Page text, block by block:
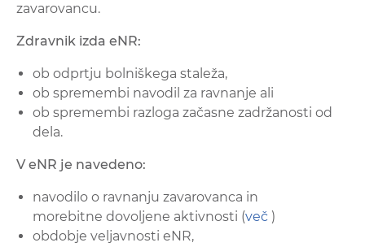
zavarovancu.
Zdravnik izda eNR:
ob odprtju bolniškega staleža,
ob spremembi navodil za ravnanje ali
ob spremembi razloga začasne zadržanosti od
dela.
V eNR je navedeno:
navodilo o ravnanju zavarovanca in
morebitne dovoljene aktivnosti (več )
obdobje veljavnosti eNR,